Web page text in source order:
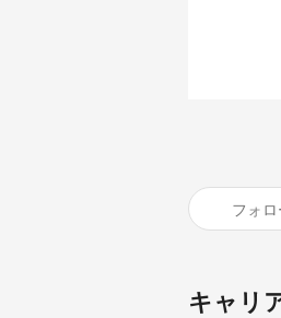
フォロ
キャリ